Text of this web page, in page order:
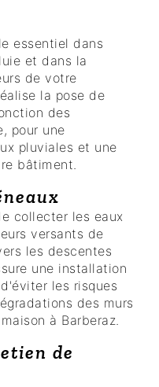
essentiel dans
et dans la
de votre
la pose de
des
pour une
pluviales et une
bâtiment.
collecter les eaux
versants de
les descentes
une installation
les risques
des murs
à Barberaz.
de